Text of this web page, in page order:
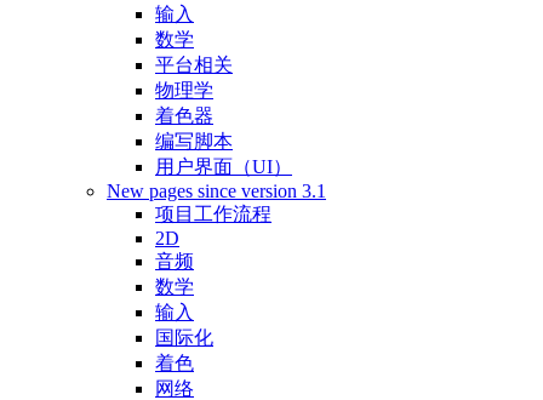
输入
数学
平台相关
物理学
着色器
编写脚本
用户界面（UI）
New pages since version 3.1
项目工作流程
2D
音频
数学
输入
国际化
着色
网络